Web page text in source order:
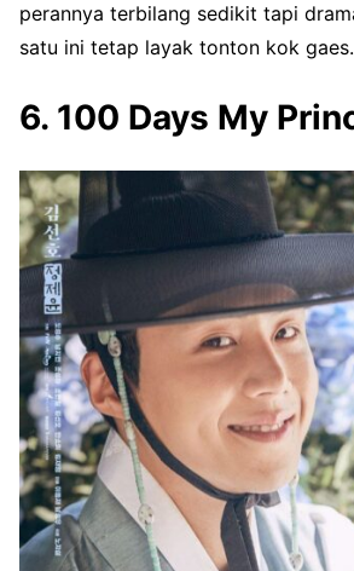
perannya terbilang sedikit tapi
satu ini tetap layak tonton kok gaes.
6. 100 Days My